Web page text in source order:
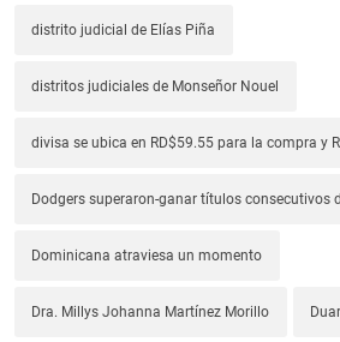
distrito judicial de Elías Piña
distritos judiciales de Monseñor Nouel
divisa se ubica en RD$59.55 para la compra y
Dodgers superaron-ganar títulos consecutivos
Dominicana atraviesa un momento
Dra. Millys Johanna Martínez Morillo